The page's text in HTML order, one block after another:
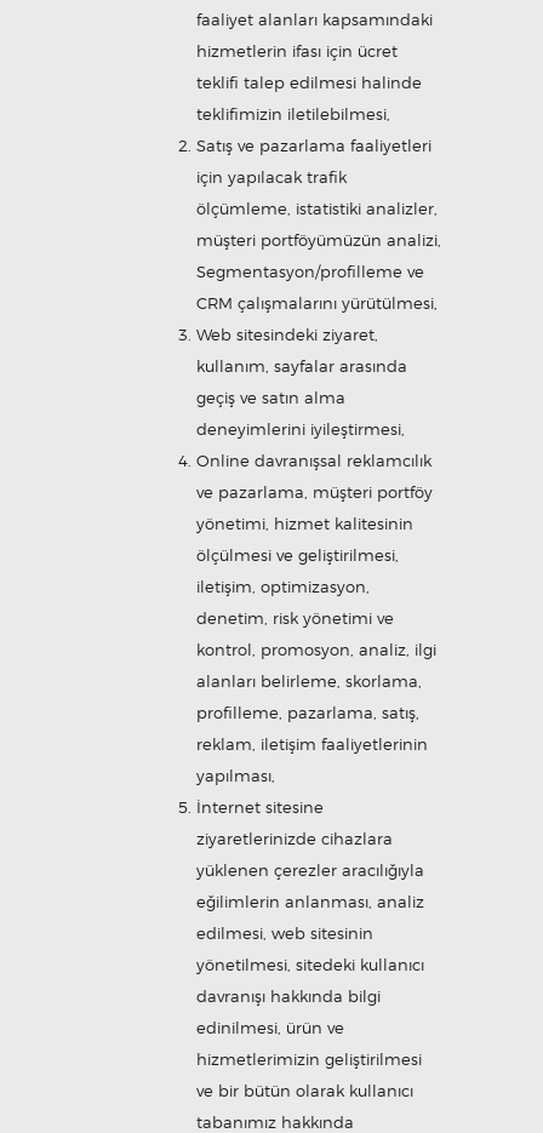
faaliyet alanları kapsamındaki
hizmetlerin ifası için ücret
teklifi talep edilmesi halinde
teklifimizin iletilebilmesi,
Satış ve pazarlama faaliyetleri
için yapılacak trafik
ölçümleme, istatistiki analizler,
müşteri portföyümüzün analizi,
Segmentasyon/profilleme ve
CRM çalışmalarını yürütülmesi,
Web sitesindeki ziyaret,
kullanım, sayfalar arasında
geçiş ve satın alma
deneyimlerini iyileştirmesi,
Online davranışsal reklamcılık
ve pazarlama, müşteri portföy
yönetimi, hizmet kalitesinin
ölçülmesi ve geliştirilmesi,
iletişim, optimizasyon,
denetim, risk yönetimi ve
kontrol, promosyon, analiz, ilgi
alanları belirleme, skorlama,
profilleme, pazarlama, satış,
reklam, iletişim faaliyetlerinin
yapılması,
İnternet sitesine
ziyaretlerinizde cihazlara
yüklenen çerezler aracılığıyla
eğilimlerin anlanması, analiz
edilmesi, web sitesinin
yönetilmesi, sitedeki kullanıcı
davranışı hakkında bilgi
edinilmesi, ürün ve
hizmetlerimizin geliştirilmesi
ve bir bütün olarak kullanıcı
tabanımız hakkında